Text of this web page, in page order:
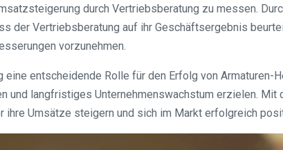
durch Vertriebsberatung zu messen.
der Vertriebsberatung auf ihr Geschäftsergebnis
vorzunehmen.
entscheidende Rolle für den Erfolg von Armaturen-
und langfristiges Unternehmenswachstum erzielen. Mit
Umsätze steigern und sich im Markt erfolgreich